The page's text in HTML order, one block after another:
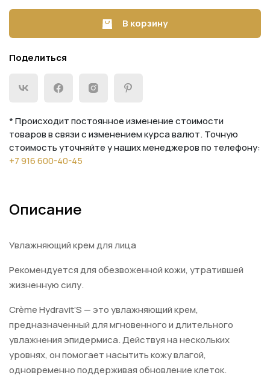
В корзину
Поделиться
* Происходит постоянное изменение стоимости
товаров в связи с изменением курса валют. Точную
стоимость уточняйте у наших менеджеров по телефону:
+7 916 600-40-45
Описание
Увлажняющий крем для лица
Рекомендуется для обезвоженной кожи, утратившей
жизненную силу.
Crème Hydravit’S — это увлажняющий крем,
предназначенный для мгновенного и длительного
увлажнения эпидермиса. Действуя на нескольких
уровнях, он помогает насытить кожу влагой,
одновременно поддерживая обновление клеток.